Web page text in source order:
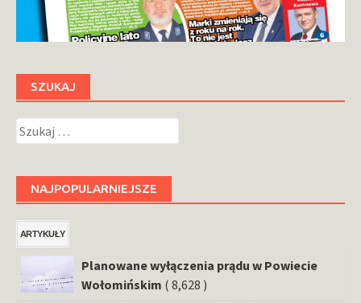
SZUKAJ
Szukaj:
NAJPOPULARNIEJSZE
ARTYKUŁY
Planowane wyłączenia prądu w Powiecie
Wołomińskim ( 8,628 )